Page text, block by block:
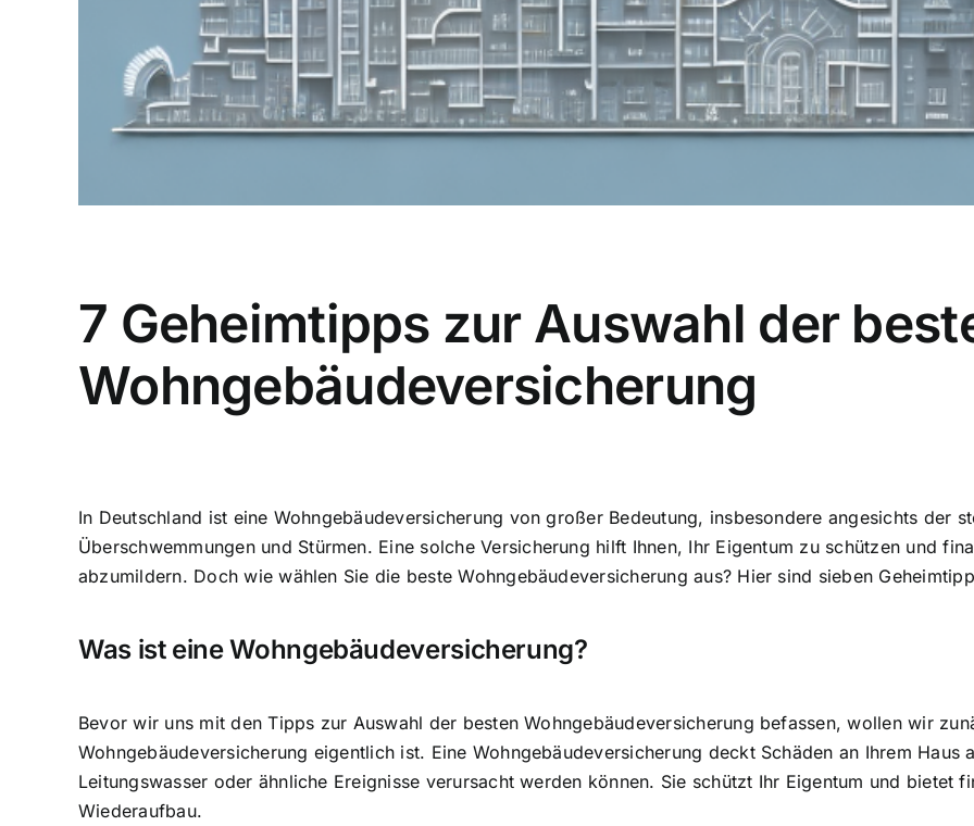
7 Geheimtipps zur Auswahl der
Wohngebäudeversicherung
In Deutschland ist eine Wohngebäudeversicherung von großer Bedeutung, insbesondere angesichts der
Überschwemmungen und Stürmen. Eine solche Versicherung hilft Ihnen, Ihr Eigentum zu schützen und
abzumildern. Doch wie wählen Sie die beste Wohngebäudeversicherung aus? Hier sind sieben
Was ist eine Wohngebäudeversicherung?
Bevor wir uns mit den Tipps zur Auswahl der besten Wohngebäudeversicherung befassen, wollen wir
Wohngebäudeversicherung eigentlich ist. Eine Wohngebäudeversicherung deckt Schäden an Ihrem Haus
Leitungswasser oder ähnliche Ereignisse verursacht werden können. Sie schützt Ihr Eigentum und bietet
Wiederaufbau.